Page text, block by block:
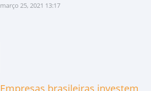
março 25, 2021 13:17